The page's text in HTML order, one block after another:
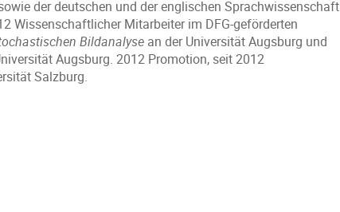
der deutschen und der englischen Sprachwissenschaft
Wissenschaftlicher Mitarbeiter im DFG-geförderten
Bildanalyse an der Universität Augsburg und
Augsburg. 2012 Promotion, seit 2012
Salzburg.